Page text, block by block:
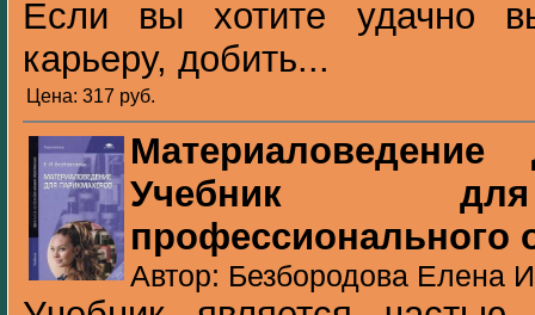
Если вы хотите удачно
карьеру, добить...
Цена: 317 pуб.
Учебник
профессионального
Автор: Безбородова Елена